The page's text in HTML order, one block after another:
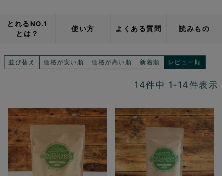
とれるNO.1
とは？
使い方 よくある質問 読みもの
並び替え 価格が安い順 価格が高い順 新着順 レビュー順
14件中 1-14件表示